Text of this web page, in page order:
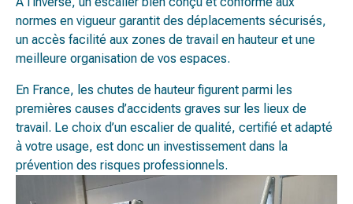
normes en vigueur garantit des déplacements sécurisés,
un accès facilité aux zones de travail en hauteur et une
meilleure organisation de vos espaces.
En France, les chutes de hauteur figurent parmi les
premières causes d’accidents graves sur les lieux de
travail. Le choix d’un escalier de qualité, certifié et adapté
à votre usage, est donc un investissement dans la
prévention des risques professionnels.